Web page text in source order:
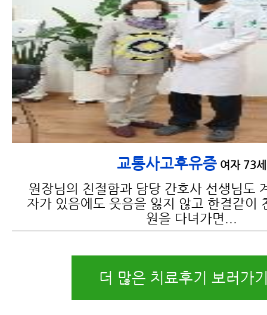
교통사고후유증여자 73세
원장님의 친절함과 담당 간호사 선생님도
자가 있음에도 웃음을 잃지 않고 한결같이
원을 다녀가면...
더 많은 치료후기 보러가